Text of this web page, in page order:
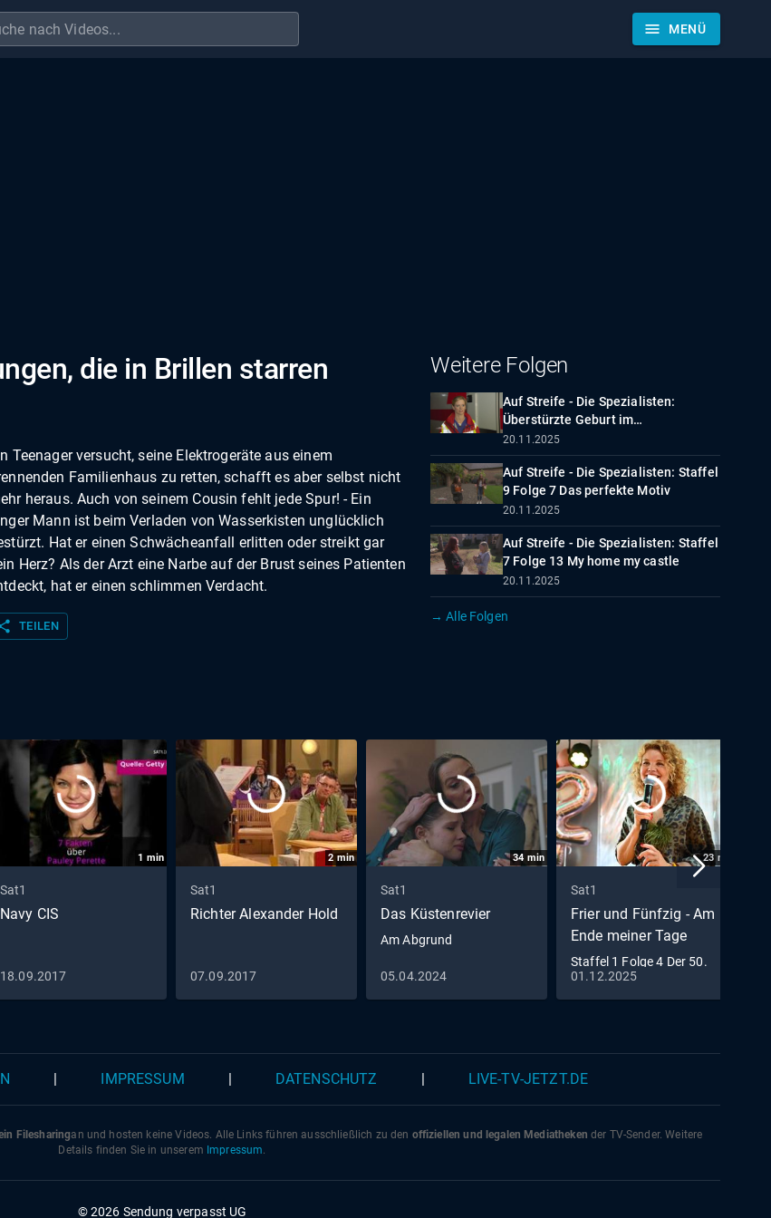
menu MENÜ
die in Brillen starren
Teenager versucht, seine Elektrogeräte aus einem
Familienhaus zu retten, schafft es aber selbst nicht
heraus. Auch von seinem Cousin fehlt jede Spur! - Ein
Mann ist beim Verladen von Wasserkisten unglücklich
Hat er einen Schwächeanfall erlitten oder streikt gar
Herz? Als der Arzt eine Narbe auf der Brust seines Patienten
hat er einen schlimmen Verdacht.
TEILEN
Weitere Folgen
Auf Streife - Die Spezialisten:
Überstürzte Geburt im
Feinkostladen
20.11.2025
Auf Streife - Die Spezialisten: Staffel
9 Folge 7 Das perfekte Motiv
20.11.2025
Auf Streife - Die Spezialisten: Staffel
7 Folge 13 My home my castle
20.11.2025
→ Alle Folgen
1 min
Sat1
Navy CIS
18.09.2017
2 min
Sat1
Richter Alexander Hold
07.09.2017
34 min
Sat1
Das Küstenrevier
Am Abgrund
05.04.2024
23 min
Sat1
Frier und Fünfzig - Am
Ende meiner Tage
Staffel 1 Folge 4 Der 50.
Geburtstag
01.12.2025
IMPRESSUM DATENSCHUTZ LIVE-TV-JETZT.DE
Filesharingan und hosten keine Videos. Alle Links führen ausschließlich zu den offiziellen und legalen Mediatheken der TV-Sender. Weitere
Details finden Sie in unserem Impressum.
© 2026 Sendung verpasst UG